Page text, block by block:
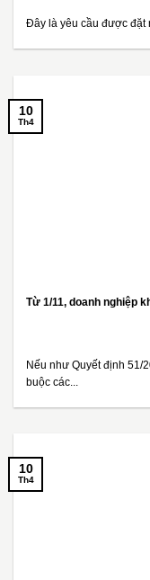
Đây là yêu cầu được đặt
Từ 1/11, doanh nghiệp
Nếu như Quyết định 51/
buộc các...
10
Th4
10
Th4